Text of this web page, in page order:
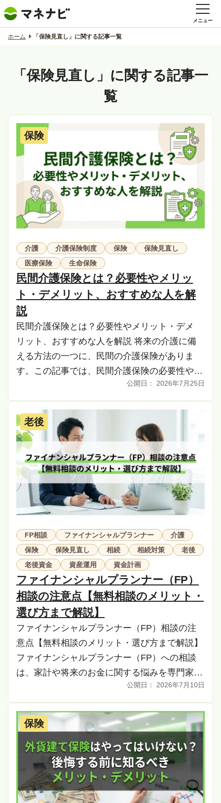
メニュー
ホーム 「保険見直し」に関する記事一覧
「保険見直し」に関する記事一
覧
保険
介護 介護保険制度 保険
保険見直し
医療保険
生命保険
民間介護保険とは？必要性やメリッ
ト・デメリット、おすすめな人を解
説
民間介護保険とは？必要性やメリット・デメ
リット、おすすめな人を解説 将来の介護に備
える方法の一つに、民間の介護保険がありま
す。この記事では、民間介護保険の必要性や公
的介護保険との違い、加入するメリット・デメ
リットを詳しく […]
2026年7月25日
老後
FP相談 ファイナンシャルプランナー
介護
保険
保険見直し 相続 相続対策
老後
老後資金
資産運用 資金計画
ファイナンシャルプランナー（FP）
相談の注意点【無料相談のメリット・
選び方まで解説】
ファイナンシャルプランナー（FP）相談の注
意点【無料相談のメリット・選び方まで解説】
ファイナンシャルプランナー（FP）への相談
は、家計や将来のお金に関する悩みを専門家の
視点から解決する有効な手段です。しかし、相
談相手の […]
2026年7月10日
保険